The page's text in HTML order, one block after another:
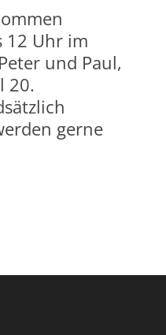
12 Uhr im
und Paul,
20.
gerne